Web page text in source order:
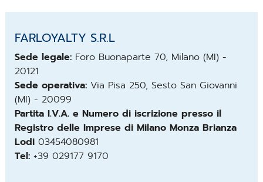
FARLOYALTY S.R.L
Sede legale: Foro Buonaparte 70, Milano (MI) -
20121
Sede operativa: Via Pisa 250, Sesto San Giovanni
(MI) - 20099
Partita I.V.A. e Numero di iscrizione presso il
Registro delle Imprese di Milano Monza Brianza
Lodi 03454080981
Tel: +39 029177 9170